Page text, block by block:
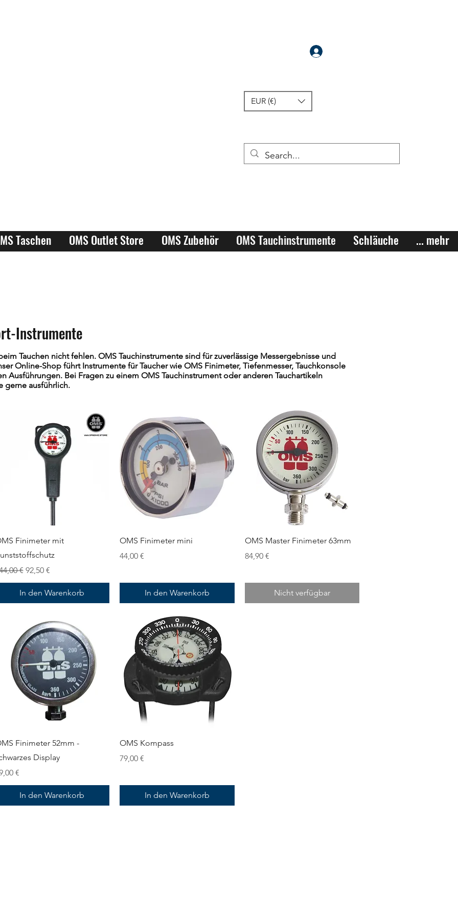
EUR (€)
Taschen OMS Outlet Store OMS Zubehör OMS Tauchinstrumente Schläuche ... mehr
Instrumente
Schnellansicht
Finimeter mit
€ Sale-Preis
92,50 €
In den Warenkorb
Schnellansicht
OMS Finimeter mini
Preis
44,00 €
In den Warenkorb
Schnellansicht
OMS Master Finimeter 63mm
Preis
84,90 €
Nicht verfügbar
Schnellansicht
Finimeter 52mm -
Display
€
In den Warenkorb
Schnellansicht
OMS Kompass
Preis
79,00 €
In den Warenkorb
Tauchen nicht fehlen. OMS Tauchinstrumente sind für zuverlässige Messergebnisse und
Online-Shop führt Instrumente für Taucher wie OMS Finimeter, Tiefenmesser, Tauchkonsole
Ausführungen. Bei Fragen zu einem OMS Tauchinstrument oder anderen Tauchartikeln
gerne ausführlich.